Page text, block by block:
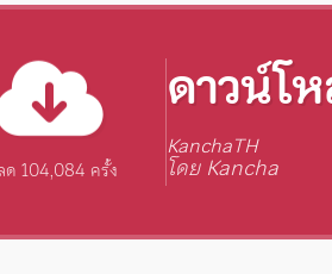
ด 104,084 ครั้ง
ดาวน์โ
KanchaTH
โดย Kancha